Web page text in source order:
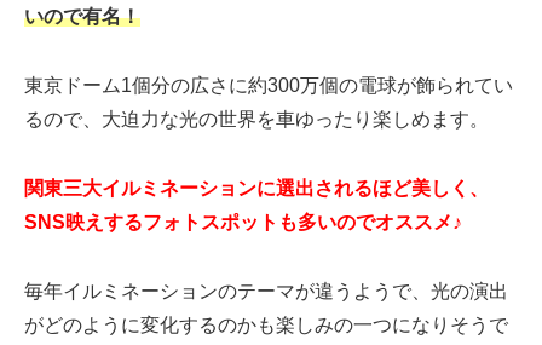
いので有名！
東京ドーム1個分の広さに約300万個の電球が飾られてい
るので、大迫力な光の世界を車ゆったり楽しめます。
関東三大イルミネーションに選出されるほど美しく、
SNS映えするフォトスポットも多いのでオススメ♪
毎年イルミネーションのテーマが違うようで、光の演出
がどのように変化するのかも楽しみの一つになりそうで